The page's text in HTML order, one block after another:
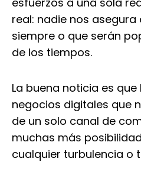
real: nadie nos
siempre o que serán
de los tiempos.
La buena noticia es
negocios digitales que
de un solo canal de
muchas más
cualquier turbulencia o